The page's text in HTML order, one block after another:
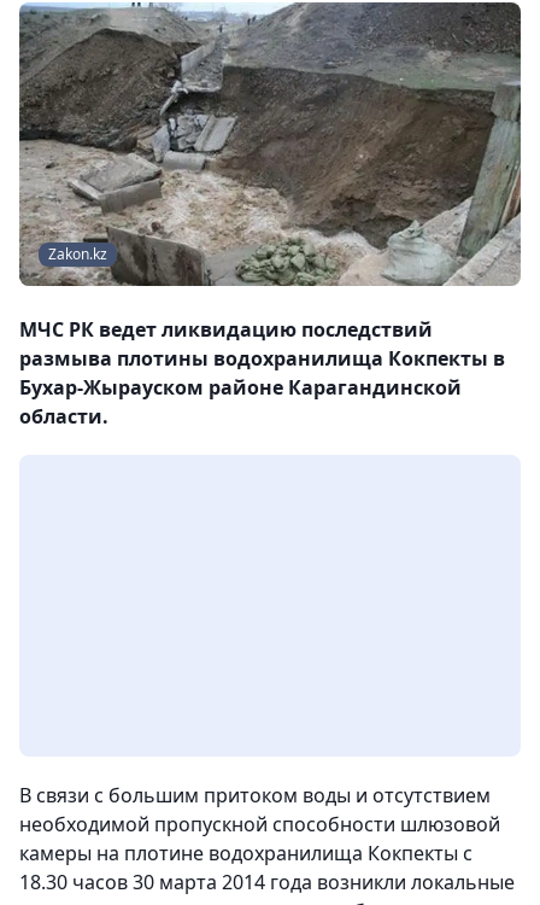
Zakon.kz
МЧС РК ведет ликвидацию последствий
размыва плотины водохранилища Кокпекты в
Бухар-Жырауском районе Карагандинской
области.
В связи с большим притоком воды и отсутствием
необходимой пропускной способности шлюзовой
камеры на плотине водохранилища Кокпекты с
18.30 часов 30 марта 2014 года возникли локальные